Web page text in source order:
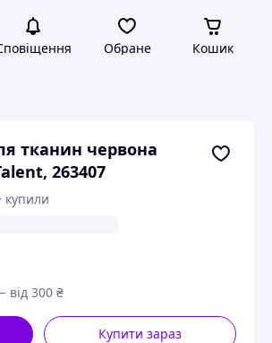
Обране Кошик
тканин червона
263407
купили
від 300 ₴
Купити зараз